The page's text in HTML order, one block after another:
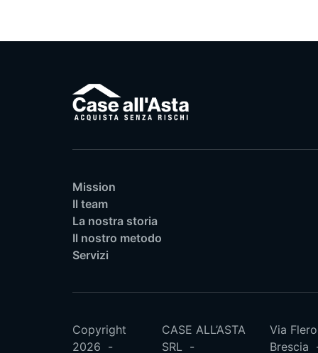
Mission
Il team
La nostra storia
Il nostro metodo
Servizi
Copyright
2026
CASE ALL’ASTA
SRL
Via
Brescia